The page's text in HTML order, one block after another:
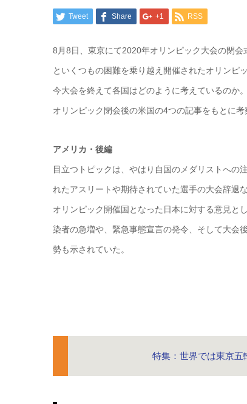
Tweet Share +1 RSS
8月8日、東京にて2020年オリンピック大会の閉
といくつもの困難を乗り越え開催されたオリンピ
今大会を終えて各国はどのように考えているのか。
オリンピック閉会後の米国の4つの記事をもとに考
アメリカ・後編
目立つトピックは、やはり自国のメダリストへの
れたアスリートや期待されていた選手の大会辞退
オリンピック開催国となった日本に対する意見と
染者の急増や、緊急事態宣言の発令、そして大会
勢も示されていた。
特集：世界では東京五